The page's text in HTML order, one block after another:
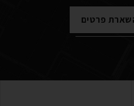
פרטים